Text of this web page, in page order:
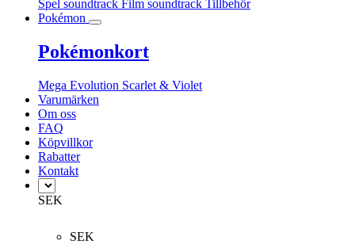
Spel soundtrack Film soundtrack Tillbehör
Pokémon
Pokémonkort
Mega Evolution Scarlet & Violet
Varumärken
Om oss
FAQ
Köpvillkor
Rabatter
Kontakt
SEK
SEK